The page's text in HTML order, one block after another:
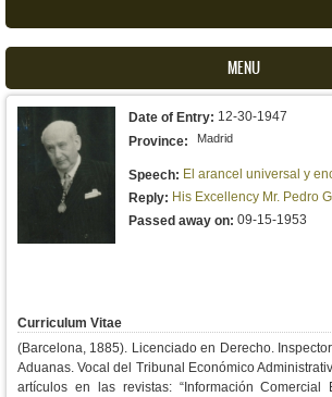
MENU
Date of Entry: 12-30-1947
Province:
Madrid
Speech: El arancel universal y
Reply: His Excellency Mr. Pedro
Passed away on: 09-15-1953
Curriculum Vitae
(Barcelona, 1885). Licenciado en Derecho.
Aduanas. Vocal del Tribunal Económico
artículos en las revistas: “Información Comercial